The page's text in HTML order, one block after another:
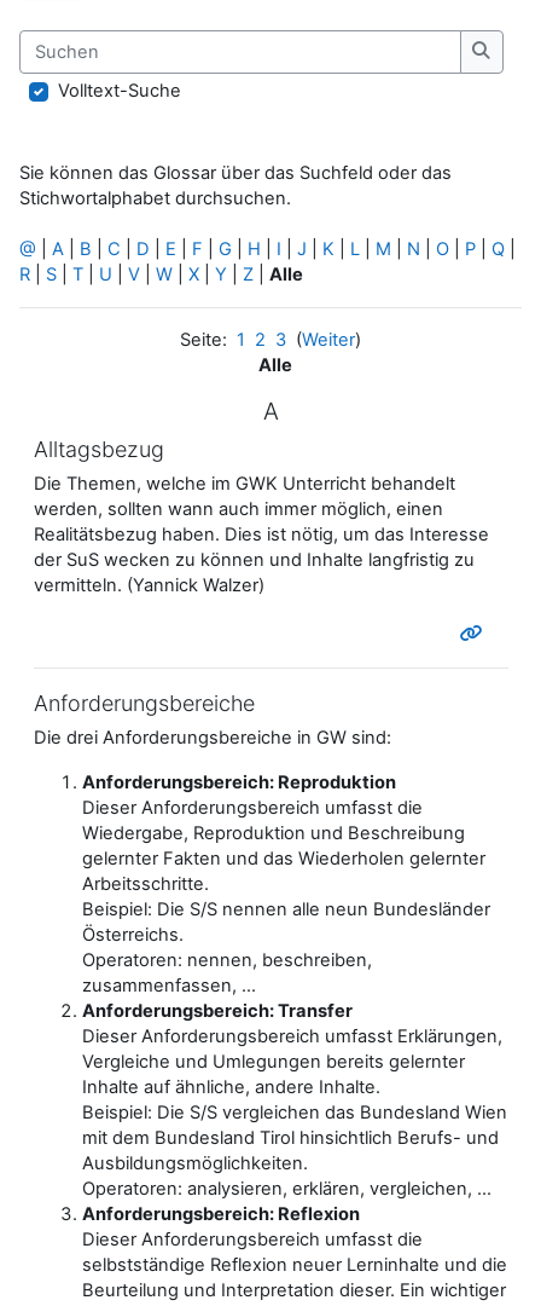
Suchen
Volltext-Suche
Sie können das Glossar über das Suchfeld oder das
Stichwortalphabet durchsuchen.
@ A B C D E F G H I J K L M N O P Q
R
S T U V W X Y Z Alle
Seite: 1 2 3 (Weiter)
Alle
A
Alltagsbezug
Die Themen, welche im GWK Unterricht behandelt
werden, sollten wann auch immer möglich, einen
Realitätsbezug haben. Dies ist nötig, um das Interesse
der SuS wecken zu können und Inhalte langfristig zu
vermitteln. (Yannick Walzer)
Anforderungsbereiche
Die drei Anforderungsbereiche in GW sind:
Anforderungsbereich: Reproduktion
Dieser Anforderungsbereich umfasst die
Wiedergabe, Reproduktion und Beschreibung
gelernter Fakten und das Wiederholen gelernter
Arbeitsschritte.
Beispiel: Die S/S nennen alle neun Bundesländer
Österreichs.
Operatoren: nennen, beschreiben,
zusammenfassen, ...
Anforderungsbereich: Transfer
Dieser Anforderungsbereich umfasst Erklärungen,
Vergleiche und Umlegungen bereits gelernter
Inhalte auf ähnliche, andere Inhalte.
Beispiel: Die S/S vergleichen das Bundesland Wien
mit dem Bundesland Tirol hinsichtlich Berufs- und
Ausbildungsmöglichkeiten.
Operatoren: analysieren, erklären, vergleichen, ...
Anforderungsbereich: Reflexion
Dieser Anforderungsbereich umfasst die
selbstständige Reflexion neuer Lerninhalte und die
Beurteilung und Interpretation dieser. Ein wichtiger